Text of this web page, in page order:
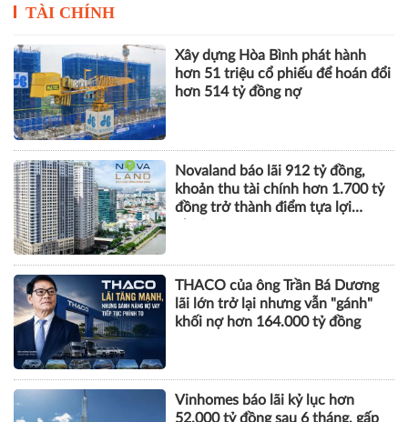
TÀI CHÍNH
Xây dựng Hòa Bình phát hành
hơn 51 triệu cổ phiếu để hoán đổi
hơn 514 tỷ đồng nợ
Novaland báo lãi 912 tỷ đồng,
khoản thu tài chính hơn 1.700 tỷ
đồng trở thành điểm tựa lợi
THACO của ông Trần Bá Dương
lãi lớn trở lại nhưng vẫn "gánh"
khối nợ hơn 164.000 tỷ đồng
Vinhomes báo lãi kỷ lục hơn
52.000 tỷ đồng sau 6 tháng, gấp